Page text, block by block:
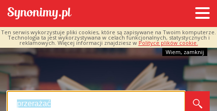
Ten serwis wykorzystuje pliki cookies, które są zapisywane na Twoim komputerze.
Technologia ta jest wykorzystywana w celach funkcjonalnych, statystycznych i
reklamowych. Więcej informacji znajdziesz w Polityce plików cookie.
Wiem, zamknij